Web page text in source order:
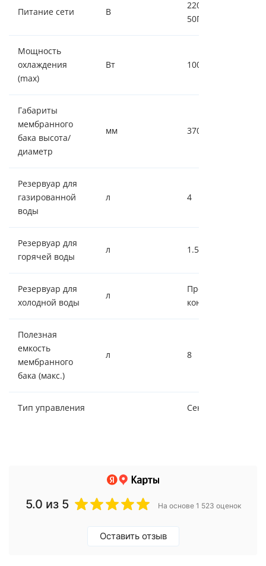
Питание сети В
220 ± 5%,
50Гц
Мощность
охлаждения
(max)
Вт 100
Габариты
мембранного
бака высота/
диаметр
мм 370/260
Резервуар для
газированной
воды
л 4
Резервуар для
горячей воды
л 1.5
Резервуар для
холодной воды
л
Проточный
контур
Полезная
емкость
мембранного
бака (макс.)
л 8
Тип управления Сенсор
5.0 из 5 На основе 1 523 оценок
Оставить отзыв